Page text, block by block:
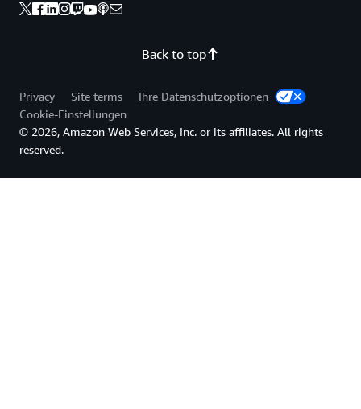
Back to top
Privacy Site terms
Ihre Datenschutzoptionen
Cookie-Einstellungen
© 2026, Amazon Web Services, Inc. or its affiliates. All rights
reserved.